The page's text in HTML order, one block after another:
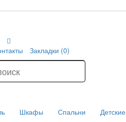
Закладки (0)
Шкафы Спальни Детские